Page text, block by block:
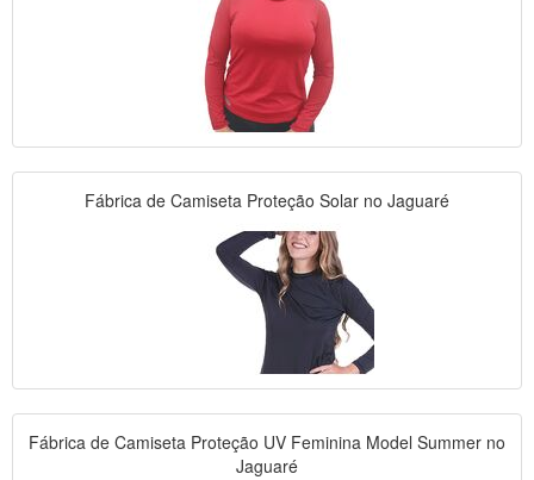
Fábrica de Camiseta Proteção Solar no Jaguaré
Fábrica de Camiseta Proteção UV Feminina Model Summer no
Jaguaré